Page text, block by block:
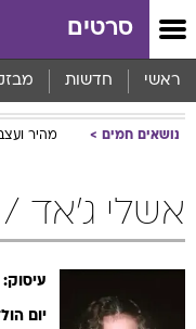
סרטים
ראשי חדשות
נושאים חמים מהיר
אשלי ג'אד / Ashley Judd
עיסוק:
יום